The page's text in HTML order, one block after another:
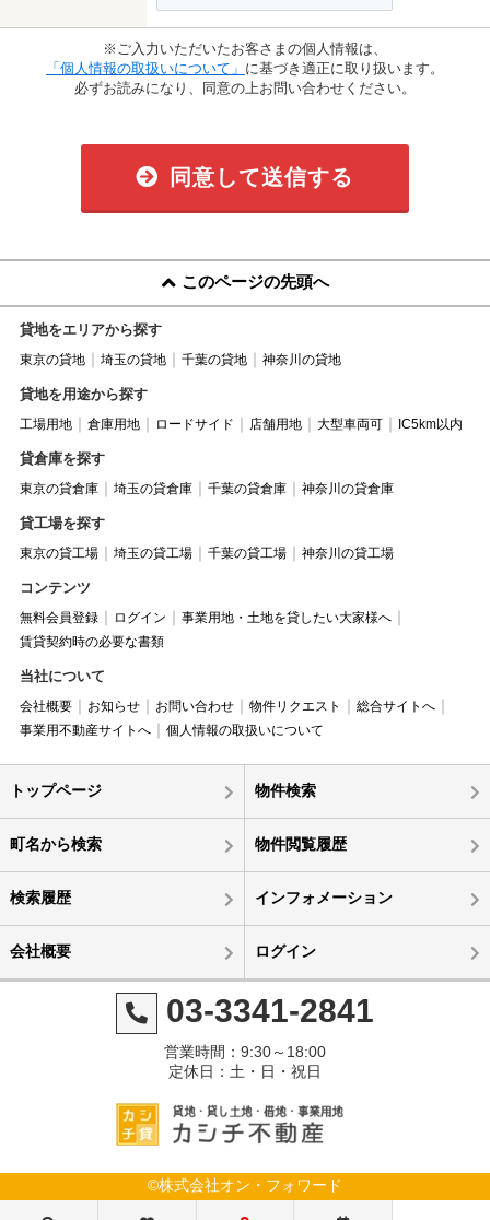
※ご入力いただいたお客さまの個人情報は、
「個人情報の取扱いについて」 に基づき適正に取り扱います。
必ずお読みになり、同意の上お問い合わせください。
同意して送信する
このページの先頭へ
貸地をエリアから探す
東京の貸地 埼玉の貸地 千葉の貸地 神奈川の貸地
貸地を用途から探す
工場用地 倉庫用地 ロードサイド 店舗用地 大型車両可 IC5km以内
貸倉庫を探す
東京の貸倉庫 埼玉の貸倉庫 千葉の貸倉庫 神奈川の貸倉庫
貸工場を探す
東京の貸工場 埼玉の貸工場 千葉の貸工場 神奈川の貸工場
コンテンツ
無料会員登録 ログイン
事業用地・土地を貸したい大家様へ
賃貸契約時の必要な書類
当社について
会社概要 お知らせ お問い合わせ 物件リクエスト
総合サイトへ
事業用不動産サイトへ
個人情報の取扱いについて
トップページ 物件検索
町名から検索 物件閲覧履歴
検索履歴 インフォメーション
会社概要 ログイン
03-3341-2841
営業時間：9:30～18:00
定休日：土・日・祝日
©株式会社オン・フォワード